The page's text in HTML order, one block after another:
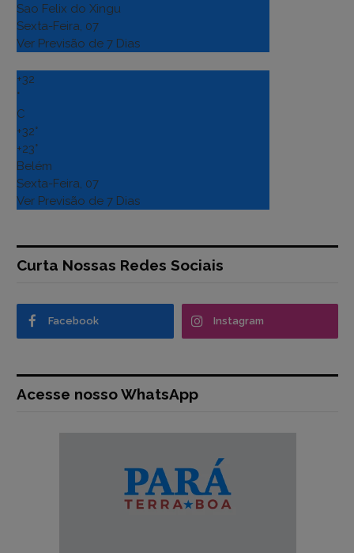
Sao Felix do Xingu
Sexta-Feira, 07
Ver Previsão de 7 Dias
+32
°
C
+32°
+23°
Belém
Sexta-Feira, 07
Ver Previsão de 7 Dias
Curta Nossas Redes Sociais
Facebook Instagram
Acesse nosso WhatsApp